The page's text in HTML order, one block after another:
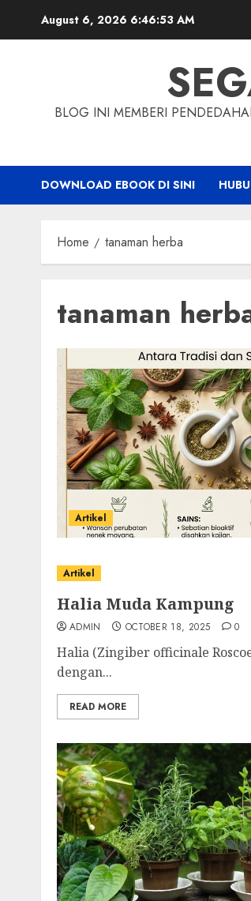
August 6, 2026 6:46:54 AM
BLOG INI MEMBERI
DOWNLOAD EBOOK DI SINI
Home tanaman herba
tanaman
Artikel
Artikel
Halia Muda Kampung
ADMIN OCTOBER 18, 2025 0
Halia (Zingiber officinale
dengan...
READ MORE